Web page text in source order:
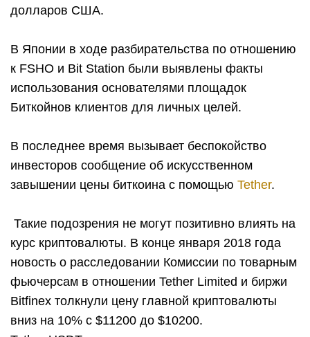
долларов США.
В Японии в ходе разбирательства по отношению
к FSHO и Bit Station были выявлены факты
использования основателями площадок
Биткойнов клиентов для личных целей.
В последнее время вызывает беспокойство
инвесторов сообщение об искусственном
завышении цены биткоина с помощью Tether.
Такие подозрения не могут позитивно влиять на
курс криптовалюты. В конце января 2018 года
новость о расследовании Комиссии по товарным
фьючерсам в отношении Tether Limited и биржи
Bitfinex толкнули цену главной криптовалюты
вниз на 10% с $11200 до $10200.